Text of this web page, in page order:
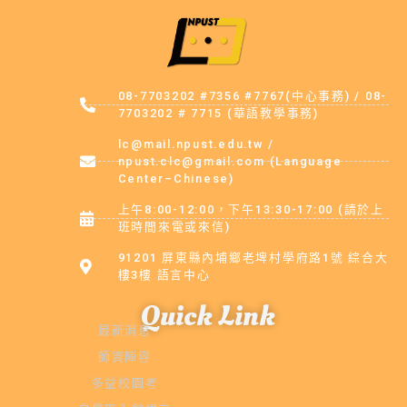
08-7703202 #7356 #7767(中心事務) / 08-
7703202 # 7715 (華語教學事務)
lc@mail.npust.edu.tw /
npust.clc@gmail.com (Language
Center–Chinese)
上午8:00-12:00，下午13:30-17:00 (請於上
班時間來電或來信)
91201 屏東縣內埔鄉老埤村學府路1號 綜合大
樓3樓 語言中心
Quick Link
最新消息
師資陣容
多益校園考